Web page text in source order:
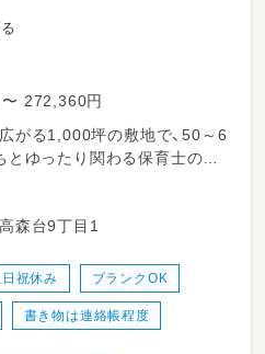
272,360円
がる1,000坪の敷地で、50～6
ゆったり関わる保育士のお
を収容できる大きな園舎を、
て使用しています。「スペー
」――そんなストレスとは、こ
どもの興味・気持ちをとことん
森台9丁目1
祝休み ブランクOK
書き物は連絡帳程度